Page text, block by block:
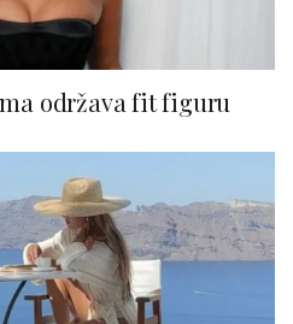
održava fit figuru